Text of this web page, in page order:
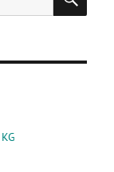
KG